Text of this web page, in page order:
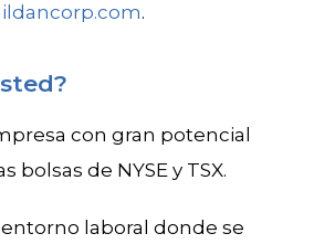
.
con gran potencial
bolsas de NYSE y TSX.
laboral donde se